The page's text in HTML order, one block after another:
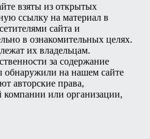
взяты из открытых
ссылку на материал в
сайта и
в ознакомительных целях.
их владельцам.
за содержание
обнаружили на нашем сайте
авторские права,
или организации,